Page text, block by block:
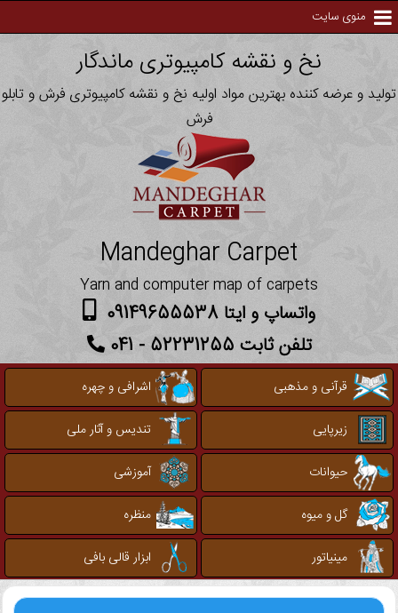
منوی سایت
نخ و نقشه کامپیوتری ماندگار
تولید و عرضه کننده بهترین مواد اولیه نخ و نقشه کامپیوتری فرش و تابلو
فرش
Mandeghar Carpet
Yarn and computer map of carpets
واتساپ و ایتا 09149655538
تلفن ثابت 52231255 - 041
قرآنی و مذهبی
اشرافی و چهره
زیرپایی
تندیس و آثار ملی
حیوانات
آموزشی
گل و میوه
منظره
مینیاتور
ابزار قالی بافی